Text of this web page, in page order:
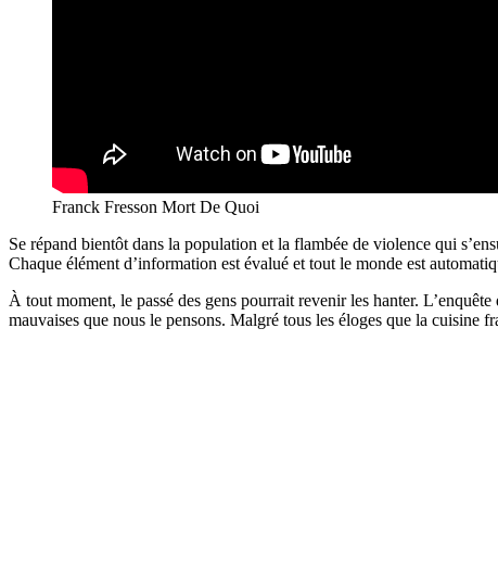
Franck Fresson Mort De Quoi
Se répand bientôt dans la population et la flambée de violence qui
Chaque élément d’information est évalué et tout le monde est
À tout moment, le passé des gens pourrait revenir les hanter.
mauvaises que nous le pensons. Malgré tous les éloges que la cuisine